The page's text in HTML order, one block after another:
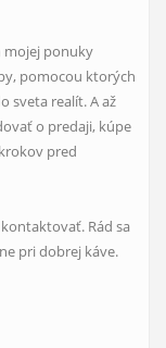
mojej ponuky
pomocou ktorých
sveta realít. A až
o predaji, kúpe
pred
Rád sa
pri dobrej káve.